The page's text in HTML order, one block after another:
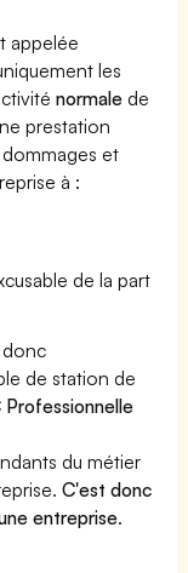
appelée
les
normale de
prestation
et
à :
de la part
donc
de station de
du métier
C'est donc
entreprise.